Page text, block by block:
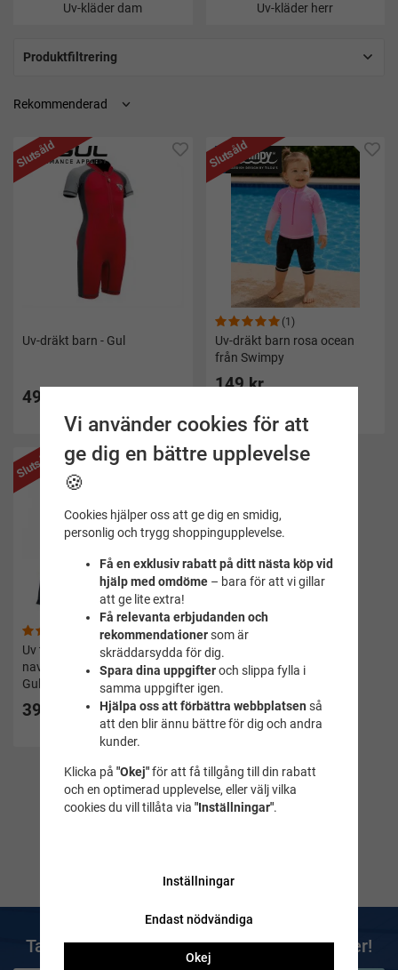
Uv-kläder dam Uv-kläder herr
Produktfiltrering
Uv-dräkt barn - Gul
Slutsåld
499 kr
(1)
Uv-dräkt barn rosa ocean
från Swimpy
Slutsåld
149 kr
(1)
Uv tröja långärmad
navy/koral rashguard dam -
Gul
Slutsåld
399 kr
1 2
Ta del av våra bästa erbjudanden & nyheter!
Vi använder cookies för att
ge dig en bättre upplevelse
🍪
Cookies hjälper oss att ge dig en smidig,
personlig och trygg shoppingupplevelse.
Få en exklusiv rabatt på ditt nästa köp vid
hjälp med omdöme– bara för att vi gillar
att ge lite extra!
Få relevanta erbjudanden och
rekommendationersom är
skräddarsydda för dig.
Spara dina uppgifteroch slippa fylla i
samma uppgifter igen.
Hjälpa oss att förbättra webbplatsen så
att den blir ännu bättre för dig och andra
kunder.
Klicka på "Okej"för att få tillgång till din rabatt
och en optimerad upplevelse, eller välj vilka
cookies du vill tillåta via "Inställningar".
Inställningar
Endast nödvändiga
Okej